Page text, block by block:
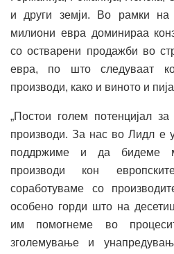
и други земји. Во рамки на
милиони евра доминираа
со остварени продажби во
евра, по што следуваат
производи, како и виното и
„Постои голем потенцијал
производи. За нас во Лидл е
поддржиме и да бидеме
производи кон
соработуваме со
особено горди што на
им помогнеме во
зголемување и